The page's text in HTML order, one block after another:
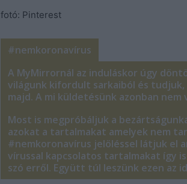
fotó: Pinterest
#nemkoronavírus
A MyMirrornál az induláskor úgy
világunk kifordult sarkaiból és
majd. A mi küldetésünk azonban
Most is megpróbáljuk a
azokat a tartalmakat amelyek nem
#nemkoronavírus jelöléssel látjuk el
vírussal kapcsolatos tartalmakat így
szó erről. Együtt túl leszünk ezen az